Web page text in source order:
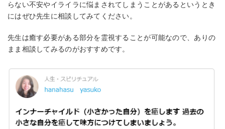
らない不安やイライラに悩まされてしまうことがあるというとき
にはぜひ先生に相談してみてください。
先生は癒す必要がある部分を霊視することが可能なので、ありの
まま相談してみるのがおすすめです。